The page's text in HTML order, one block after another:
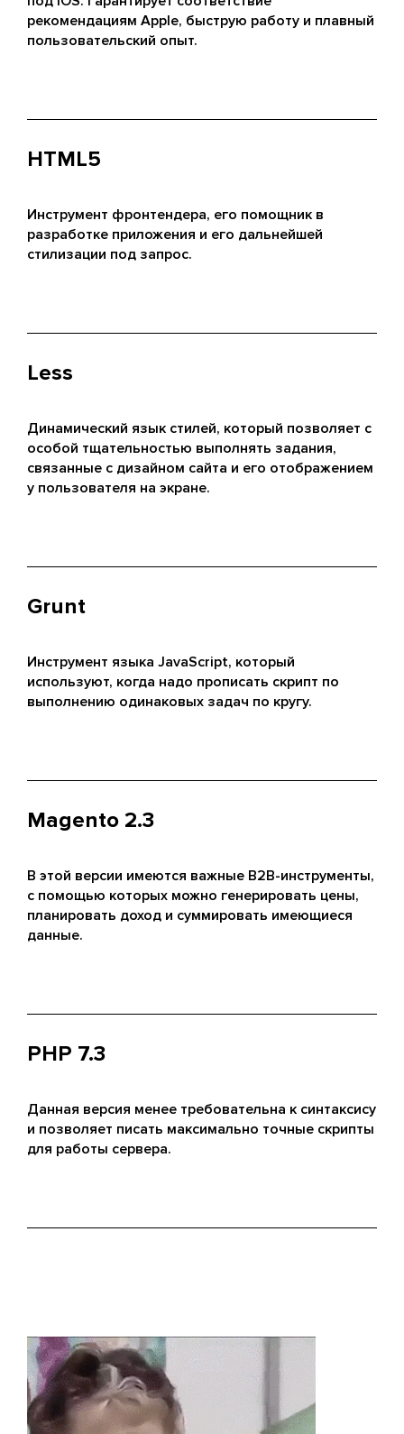
рекомендациям Apple, быструю работу и плавный
пользовательский опыт.
HTML5
Инструмент фронтендера, его помощник в
разработке приложения и его дальнейшей
стилизации под запрос.
Less
Динамический язык стилей, который позволяет с
особой тщательностью выполнять задания,
связанные с дизайном сайта и его отображением
у пользователя на экране.
Grunt
Инструмент языка JavaScript, который
используют, когда надо прописать скрипт по
выполнению одинаковых задач по кругу.
Magento 2.3
В этой версии имеются важные B2B-инструменты,
с помощью которых можно генерировать цены,
планировать доход и суммировать имеющиеся
данные.
PHP 7.3
Данная версия менее требовательна к синтаксису
и позволяет писать максимально точные скрипты
для работы сервера.